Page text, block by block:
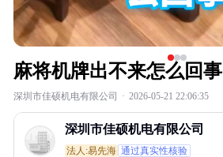
麻将机牌出不来怎么回事
深圳市佳硕机电有限公司 · 2026-05-21 22:06:35
深圳市佳硕机电有限公司
法人:易先海 通过真实性核验